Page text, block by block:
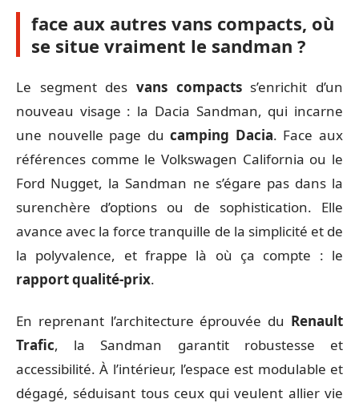
face aux autres vans compacts, où
se situe vraiment le sandman ?
Le segment des vans compactss’enrichit d’un
nouveau visage : la Dacia Sandman, qui incarne
une nouvelle page ducamping Dacia. Face aux
références comme le Volkswagen California ou le
Ford Nugget, la Sandman ne s’égare pas dans la
surenchère d’options ou de sophistication. Elle
avance avec la force tranquille de la simplicité et de
la polyvalence, et frappe là où ça compte : le
rapport qualité-prix.
En reprenant l’architecture éprouvée du Renault
Trafic, la Sandman garantit robustesse et
accessibilité. À l’intérieur, l’espace est modulable et
dégagé, séduisant tous ceux qui veulent allier vie